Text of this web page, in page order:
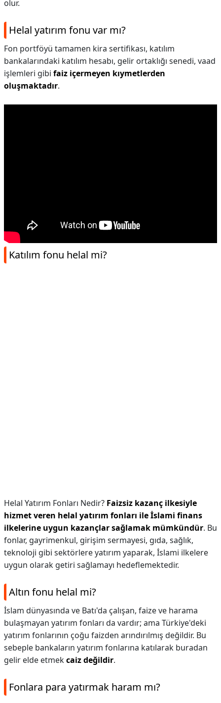
olur.
Helal yatırım fonu var mı?
Fon portföyü tamamen kira sertifikası, katılım
bankalarındaki katılım hesabı, gelir ortaklığı senedi, vaad
işlemleri gibi faiz içermeyen kıymetlerden
oluşmaktadır.
Katılım fonu helal mi?
Helal Yatırım Fonları Nedir? Faizsiz kazanç ilkesiyle
hizmet veren helal yatırım fonları ile İslami finans
ilkelerine uygun kazançlar sağlamak mümkündür. Bu
fonlar, gayrimenkul, girişim sermayesi, gıda, sağlık,
teknoloji gibi sektörlere yatırım yaparak, İslami ilkelere
uygun olarak getiri sağlamayı hedeflemektedir.
Altın fonu helal mi?
İslam dünyasında ve Batı'da çalışan, faize ve harama
bulaşmayan yatırım fonları da vardır; ama Türkiye'deki
yatırım fonlarının çoğu faizden arındırılmış değildir. Bu
sebeple bankaların yatırım fonlarına katılarak buradan
gelir elde etmekcaiz değildir.
Fonlara para yatırmak haram mı?